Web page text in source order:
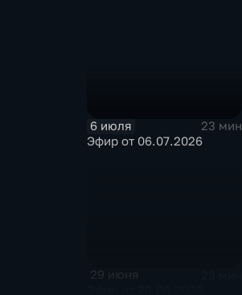
6 июля
23 мин
Эфир от 06.07.2026
29 июня